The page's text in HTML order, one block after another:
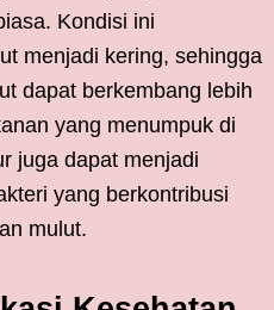
Kondisi ini
menjadi kering, sehingga
dapat berkembang lebih
yang menumpuk di
juga dapat menjadi
yang berkontribusi
mulut.